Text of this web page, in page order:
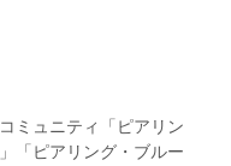
ミュニティ「 ピアリン
」「 ピアリング・ブルー